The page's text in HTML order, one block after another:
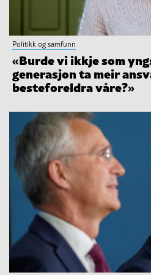
Politikk og samfunn
«Burde vi ikkje som
generasjon ta meir
besteforeldra våre?»